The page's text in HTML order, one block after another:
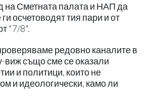
на Сметната палата и НАП да
осчетоводят тия пари и от
"7/8".
редовно каналите в
виж също сме се оказали
и политици, които не
и идеологически, камо ли